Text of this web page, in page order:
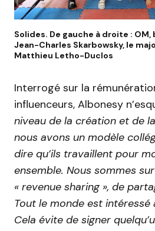
Solides. De gauche à droite :
Jean-Charles Skarbowsky, le
Matthieu Letho-Duclos
Interrogé sur la
influenceurs, Albonesy
niveau de la création et de
nous avons un modèle
dire qu’ils travaillent pour
ensemble. Nous sommes
« revenue sharing », de
Tout le monde est intéressé
Cela évite de signer